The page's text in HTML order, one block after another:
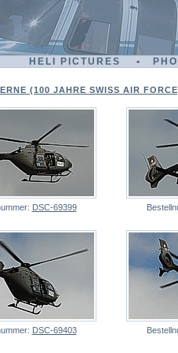
HELI PICTURES •
(100 JAHRE SWISS AIR
DSC-69399
DSC-69403